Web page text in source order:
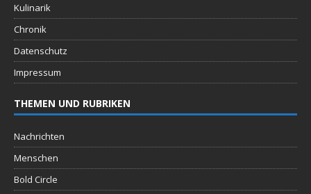
Kulinarik
Chronik
Datenschutz
Impressum
THEMEN UND RUBRIKEN
Nachrichten
Menschen
Bold Circle